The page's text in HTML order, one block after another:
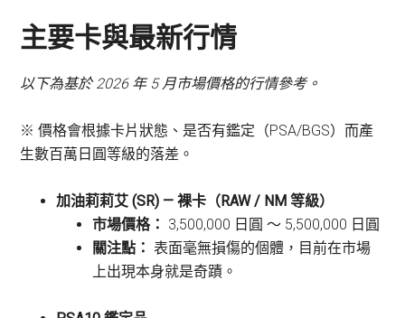
主要卡與最新行情
以下為基於 2026 年 5 月市場價格的行情參考。
※ 價格會根據卡片狀態、是否有鑑定（PSA/BGS）而產
生數百萬日圓等級的落差。
加油莉莉艾 (SR) — 裸卡（RAW / NM 等級）
市場價格： 3,500,000 日圓 〜 5,500,000 日圓
關注點： 表面毫無損傷的個體，目前在市場
上出現本身就是奇蹟。